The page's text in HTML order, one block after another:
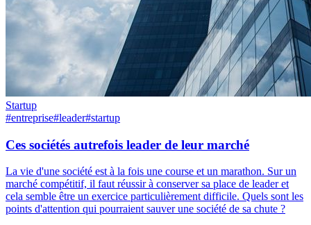
Startup
#entreprise#leader#startup
Ces sociétés autrefois leader de leur marché
La vie d'une société est à la fois une course et un marathon. Sur un
marché compétitif, il faut réussir à conserver sa place de leader et
cela semble être un exercice particulièrement difficile. Quels sont les
points d'attention qui pourraient sauver une société de sa chute ?